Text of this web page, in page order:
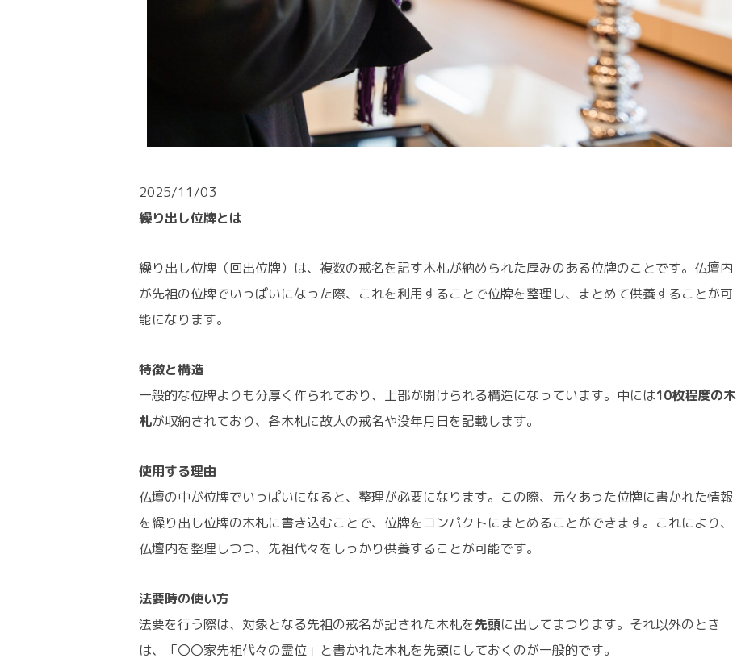
2025/11/03
繰り出し位牌とは
繰り出し位牌（回出位牌）は、複数の戒名を記す木札が納められた厚みのある位牌のことです。仏壇内
が先祖の位牌でいっぱいになった際、これを利用することで位牌を整理し、まとめて供養することが可
能になります。
特徴と構造
一般的な位牌よりも分厚く作られており、上部が開けられる構造になっています。中には10枚程度の木
札が収納されており、各木札に故人の戒名や没年月日を記載します。
使用する理由
仏壇の中が位牌でいっぱいになると、整理が必要になります。この際、元々あった位牌に書かれた情報
を繰り出し位牌の木札に書き込むことで、位牌をコンパクトにまとめることができます。これにより、
仏壇内を整理しつつ、先祖代々をしっかり供養することが可能です。
法要時の使い方
法要を行う際は、対象となる先祖の戒名が記された木札を先頭に出してまつります。それ以外のとき
は、「〇〇家先祖代々の霊位」と書かれた木札を先頭にしておくのが一般的です。